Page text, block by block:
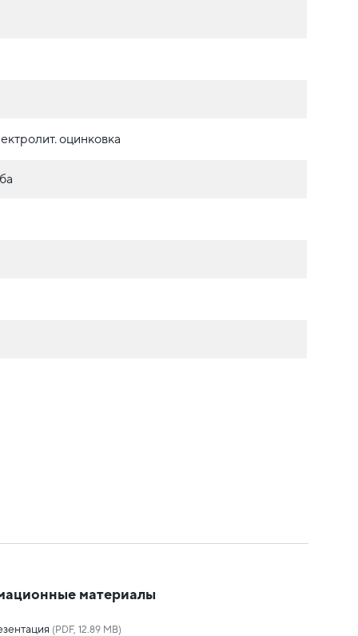
оцинковка
материалы
(PDF, 12.89 MB)